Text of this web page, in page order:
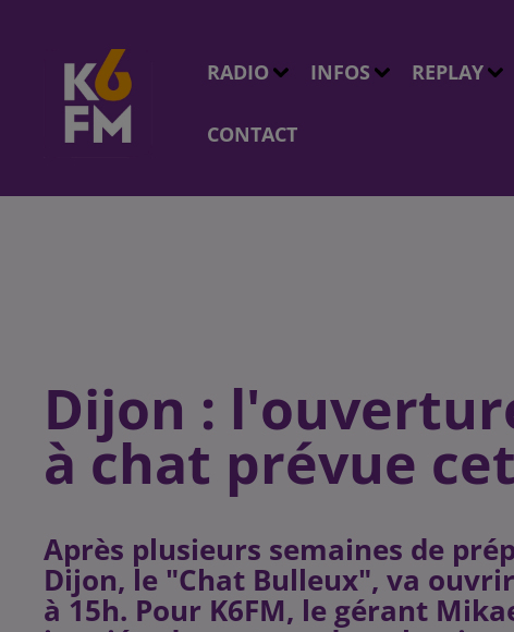
RADIO INFOS REPLAY
CONTACT
Dijon :
à chat prévue
Après plusieurs semaines de
Dijon, le "Chat Bulleux", va
à 15h. Pour K6FM, le gérant